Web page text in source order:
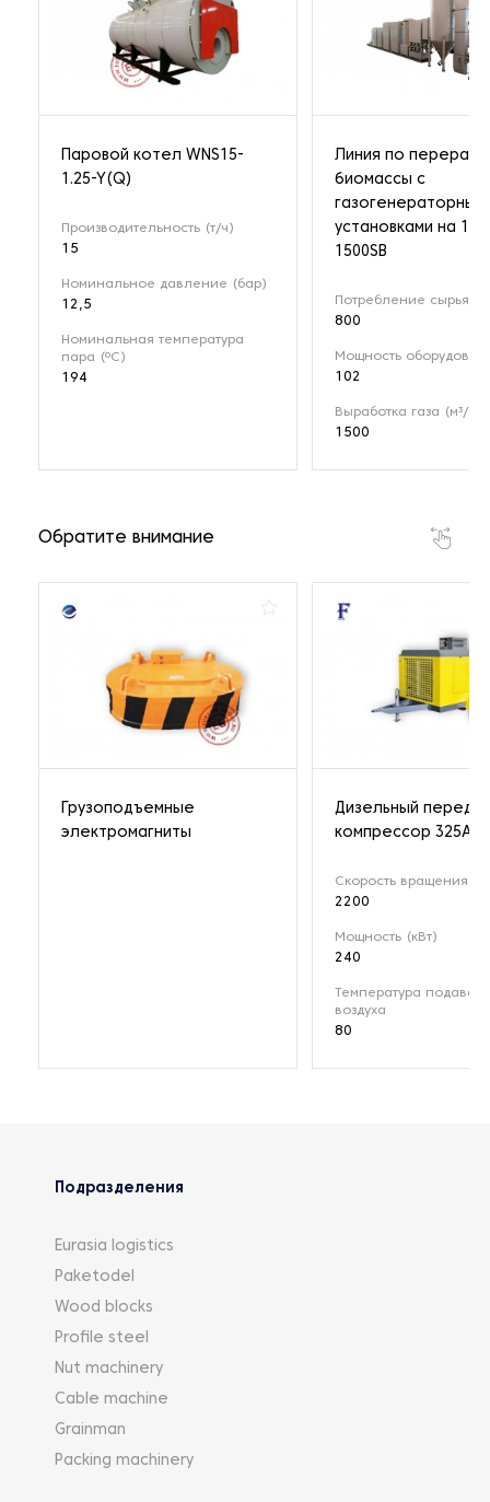
Паровой котел WNS15-
1.25-Y(Q)
Производительность (т/ч)
15
Номинальное давление (бар)
12,5
Номинальная температура
пара (ºС)
194
Линия по
биомассы с
установками на 1
1500SB
Потребление сырья
800
Мощность
102
Выработка газа (м³/ч)
1500
Обратите внимание
Грузоподъемные
электромагниты
Дизельный
компрессор 325A
Скорость вращения
2200
Мощность (кВт)
240
Температура
воздуха
80
Подразделения
Eurasia logistics
Paketodel
Wood blocks
Profile steel
Nut machinery
Cable machine
Grainman
Packing machinery